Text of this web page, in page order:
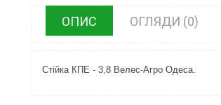
ОПИС ОГЛЯДИ (0)
Стійка КПЕ - 3,8 Велес-Агро Одеса.